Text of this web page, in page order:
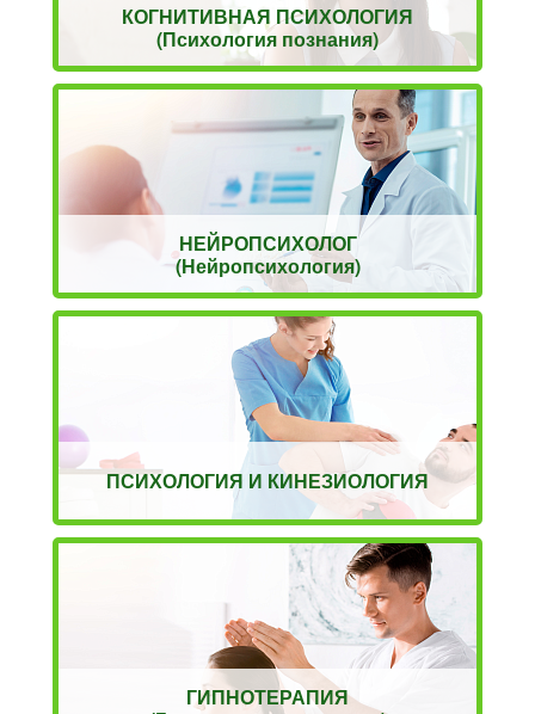
КОГНИТИВНАЯ ПСИХОЛОГИЯ
(Психология познания)
НЕЙРОПСИХОЛОГ
(Нейропсихология)
ПСИХОЛОГИЯ И КИНЕЗИОЛОГИЯ
ГИПНОТЕРАПИЯ